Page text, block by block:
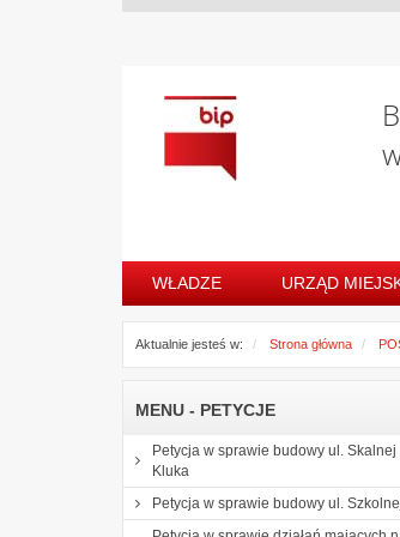
WŁADZE URZĄD
Aktualnie jesteś w: Strona główna
MENU - PETYCJE
Petycja w sprawie budowy ul. Skalnej
Kluka
Petycja w sprawie budowy ul.